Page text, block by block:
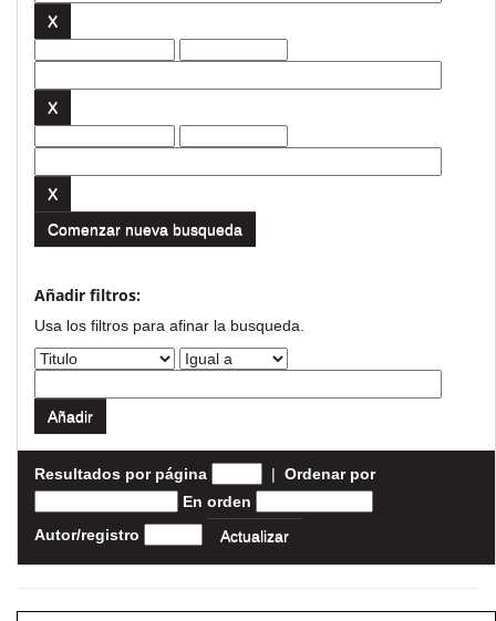
Comenzar nueva busqueda
Añadir filtros:
Usa los filtros para afinar la busqueda.
Resultados por página | Ordenar por
En orden
Autor/registro